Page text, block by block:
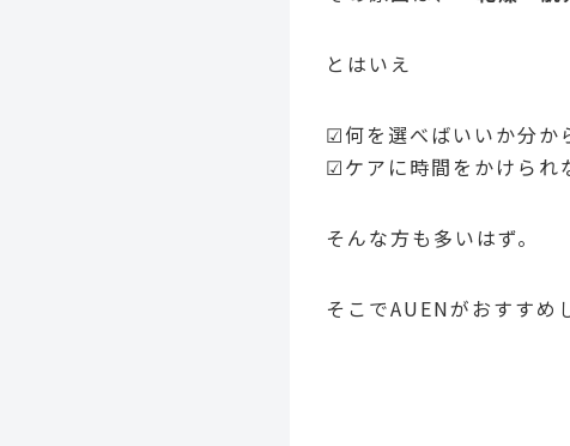
とはいえ
☑何を選べばいいか分か
☑ケアに時間をかけられ
そんな方も多いはず。
そこでAUENがおすすめ